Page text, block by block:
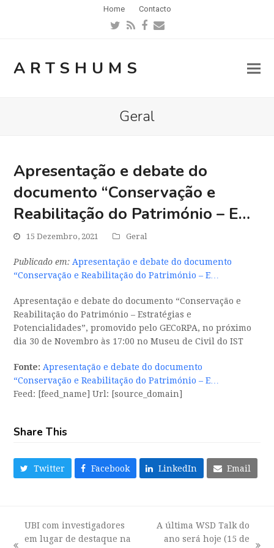
Home Contacto
Twitter
RSSFacebook
Email
ARTSHUMS
Geral
Apresentação e debate do
documento “Conservação e
Reabilitação do Património – E…
15 Dezembro, 2021 Geral
Publicado em: Apresentação e debate do documento
“Conservação e Reabilitação do Património – E…
Apresentação e debate do documento “Conservação e
Reabilitação do Património – Estratégias e
Potencialidades”, promovido pelo GECoRPA, no próximo
dia 30 de Novembro às 17:00 no Museu de Civil do IST
Fonte: Apresentação e debate do documento
“Conservação e Reabilitação do Património – E…
Feed: [feed_name] Url: [source_domain]
Share This
Twitter Facebook LinkedIn Email
UBI com investigadores
em lugar de destaque na
A última WSD Talk do
ano será hoje (15 de